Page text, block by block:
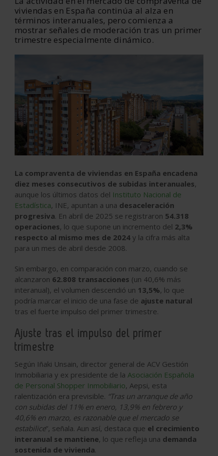
viviendas en España continúa al alza en
términos interanuales, pero comienza a
mostrar señales de moderación tras un primer
trimestre especialmente dinámico.
La compraventa de viviendas en España encadena
diez meses consecutivos de subidas interanuales,
aunque los últimos datos del Instituto Nacional de
Estadística, INE, apuntan a una desaceleración
progresiva. En abril de 2025 se registraron 54.318
operaciones, lo que supone un incremento del 2,3%
respecto al mismo mes de 2024 y la cifra más alta
para un mes de abril desde 2008.
Sin embargo, en comparación con marzo, cuando se
alcanzaron 62.808 transacciones (un 40,6% más
interanual), el volumen descendió un 13,5%, lo que
podría marcar el inicio de una fase de ajuste natural
tras el fuerte impulso del primer trimestre.
Ajuste tras el impulso del primer
trimestre
Según Iñaki Unsain, director general de ACV Gestión
Inmobiliaria y ex presidente de la Asociación Española
de Personal Shopper Inmobiliario, Aepsi, esta
ralentización era previsible. “Tras un arranque de año
con subidas del 11% en enero, 13,9% en febrero y
40,6% en marzo, es razonable que el mercado se
estabilice”, señala. Aun así, destaca que el crecimiento
interanual se mantiene, lo que refleja una demanda
sostenida de vivienda.